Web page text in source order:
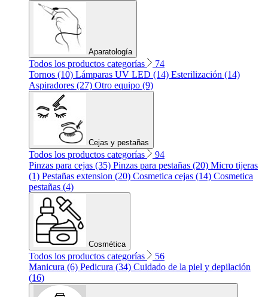
Aparatología
Todos los productos categorías
74
Tornos (10) Lámparas UV LED (14) Esterilización (14)
Aspiradores (27) Otro equipo (9)
Cejas y pestañas
Todos los productos categorías
94
Pinzas para cejas (35) Pinzas para pestañas (20) Micro tijeras
(1) Pestañas extension (20) Cosmetica cejas (14) Cosmetica
pestañas (4)
Cosmética
Todos los productos categorías
56
Manicura (6) Pedicura (34) Cuidado de la piel y depilación
(16)